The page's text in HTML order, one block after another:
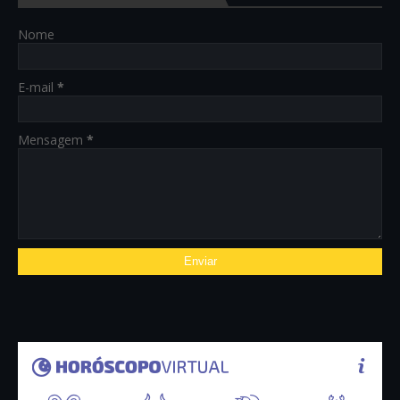
Nome
E-mail *
Mensagem *